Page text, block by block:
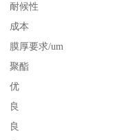
耐候性
成本
膜厚要求/um
聚酯
优
良
良